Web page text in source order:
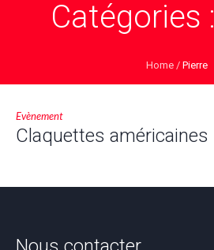
Catégories :
Home / Pierre
Evènement
Claquettes américaines